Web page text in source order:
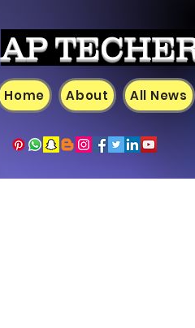
Home About All News
AP